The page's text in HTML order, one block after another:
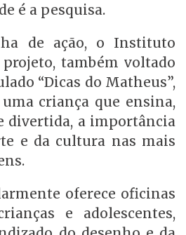
é a pesquisa.
de ação, o Instituto
também voltado
“Dicas do Matheus”,
criança que ensina,
divertida, a importância
e da cultura nas mais
oferece oficinas
e adolescentes,